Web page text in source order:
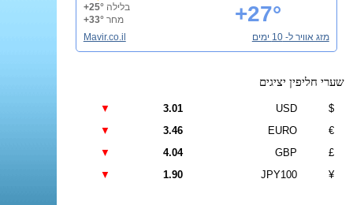
+27° בלילה+25°
מחר+33°
מזג אוויר ל- 10 ימים
Mavir.co.il
שערי חליפין יציגים
$
USD
3.01
▼
€
EURO
3.46
▼
£
GBP
4.04
▼
¥
JPY100
1.90
▼